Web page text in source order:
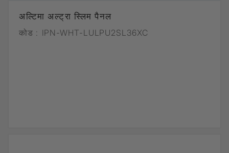
अल्टिमा अल्ट्रा स्लिम पैनल
कोड : IPN-WHT-LULPU2SL36XC